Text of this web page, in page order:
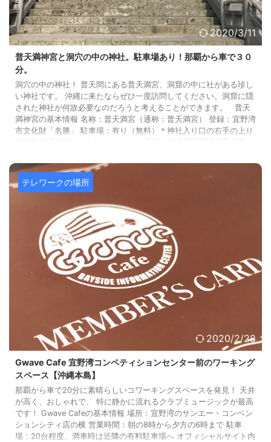
2020/3/11
普天満神宮と洞穴の中の神社。駐車場あり！那覇から車で３０
分。
洞穴の中の神社！ 普天間にある普天満宮、洞窟の中に社がある珍し
い神社です。 沖縄に来たならぜひ一度訪問してください。洞窟に隠
された神社が何故必要なのだろうと考えることができます。 普天
満神宮の基本情報 名称：普天満宮（通称：普天満宮） 登録：宜野湾
市文化財「名勝」 駐車場：有り（無料）＊神社入り口の右手の上り
ント 洞穴内の社 普天満宮の裏手に洞穴があります。 ...
テレワークの場所
2020/2/28
Gwave Cafe 宜野湾コンペティションセンター前のワーキング
スペース【沖縄本島】
那覇から車で20分に素晴らしいコワーキングスペースを発見！ 天井
が高く、おしゃれで、 特に静かに流れるクラブミュージックが最高
です！ Gwave Cafeの基本情報 場所：宜野湾のサンエー・コンベン
ションシティ店の横 営業時間：朝の8時から夕方の6時まで 駐車
場：20台程度、満車時は近隣の有料駐車場へ オフィシャルサイト内